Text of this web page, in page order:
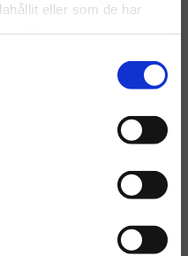
eller som de har
Transparent
Komplett set med 12 st
broschyrfack FLEXIBOXX